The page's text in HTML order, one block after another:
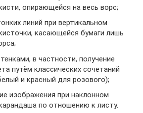
опирающейся на весь ворс;
линий при вертикальном
касающейся бумаги лишь
в частности, получение
путём классических сочетаний
и красный для розового);
изображения при наклонном
по отношению к листу.